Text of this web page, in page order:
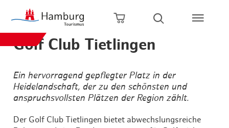
Zum Hauptinhalt springen
Zur Hauptnavigation springen
Zur Volltextsuche springen
Zum Footer springen
Warenkorb öffnen
Suche öffnen
Golf Club Tietlingen
Ein hervorragend gepflegter Platz in der
Heidelandschaft, der zu den schönsten und
anspruchsvollsten Plätzen der Region zählt.
Der Golf Club Tietlingen bietet abwechslungsreiche